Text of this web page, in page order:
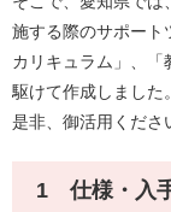
施する際のサポート
カリキュラム」、
駆けて作成しました。
是非、御活用くださ
1 仕様・入